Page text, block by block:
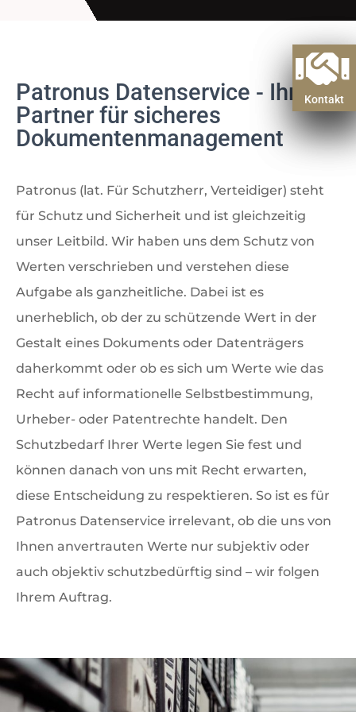
Kontakt
Patronus Datenservice - Ihr
Partner für sicheres
Dokumentenmanagement
Patronus (lat. Für Schutzherr, Verteidiger) steht
für Schutz und Sicherheit und ist gleichzeitig
unser Leitbild. Wir haben uns dem Schutz von
Werten verschrieben und verstehen diese
Aufgabe als ganzheitliche. Dabei ist es
unerheblich, ob der zu schützende Wert in der
Gestalt eines Dokuments oder Datenträgers
daherkommt oder ob es sich um Werte wie das
Recht auf informationelle Selbstbestimmung,
Urheber- oder Patentrechte handelt. Den
Schutzbedarf Ihrer Werte legen Sie fest und
können danach von uns mit Recht erwarten,
diese Entscheidung zu respektieren. So ist es für
Patronus Datenservice irrelevant, ob die uns von
Ihnen anvertrauten Werte nur subjektiv oder
auch objektiv schutzbedürftig sind – wir folgen
Ihrem Auftrag.
Kontakt